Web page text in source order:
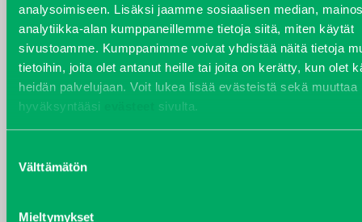
analysoimiseen. Lisäksi jaamme sosiaalisen median,
analytiikka-alan kumppaneillemme tietoja siitä, miten käytät
sivustoamme. Kumppanimme voivat yhdistää näitä tietoja
tietoihin, joita olet antanut heille tai joita on kerätty, kun olet
heidän palvelujaan. Voit lukea lisää evästeistä sekä muuttaa
hyväksyntääsi
sivulta.
valinta
Välttämätön
Mieltymykset
YHTEYSTIEDOT
VARAOSAT